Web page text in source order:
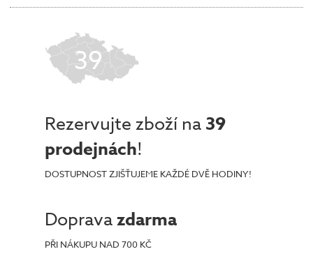
39
Rezervujte zboží na 39
prodejnách!
DOSTUPNOST ZJIŠŤUJEME KAŽDÉ DVĚ HODINY!
Dopravazdarma
PŘI NÁKUPU NAD 700 KČ